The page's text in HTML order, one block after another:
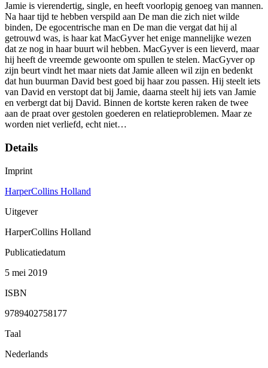
Jamie is vierendertig, single, en heeft voorlopig genoeg van mannen.
Na haar tijd te hebben verspild aan De man die zich niet wilde
binden, De egocentrische man en De man die vergat dat hij al
getrouwd was, is haar kat MacGyver het enige mannelijke wezen
dat ze nog in haar buurt wil hebben. MacGyver is een lieverd, maar
hij heeft de vreemde gewoonte om spullen te stelen. MacGyver op
zijn beurt vindt het maar niets dat Jamie alleen wil zijn en bedenkt
dat hun buurman David best goed bij haar zou passen. Hij steelt iets
van David en verstopt dat bij Jamie, daarna steelt hij iets van Jamie
en verbergt dat bij David. Binnen de kortste keren raken de twee
aan de praat over gestolen goederen en relatieproblemen. Maar ze
worden niet verliefd, echt niet…
Details
Imprint
HarperCollins Holland
Uitgever
HarperCollins Holland
Publicatiedatum
5 mei 2019
ISBN
9789402758177
Taal
Nederlands